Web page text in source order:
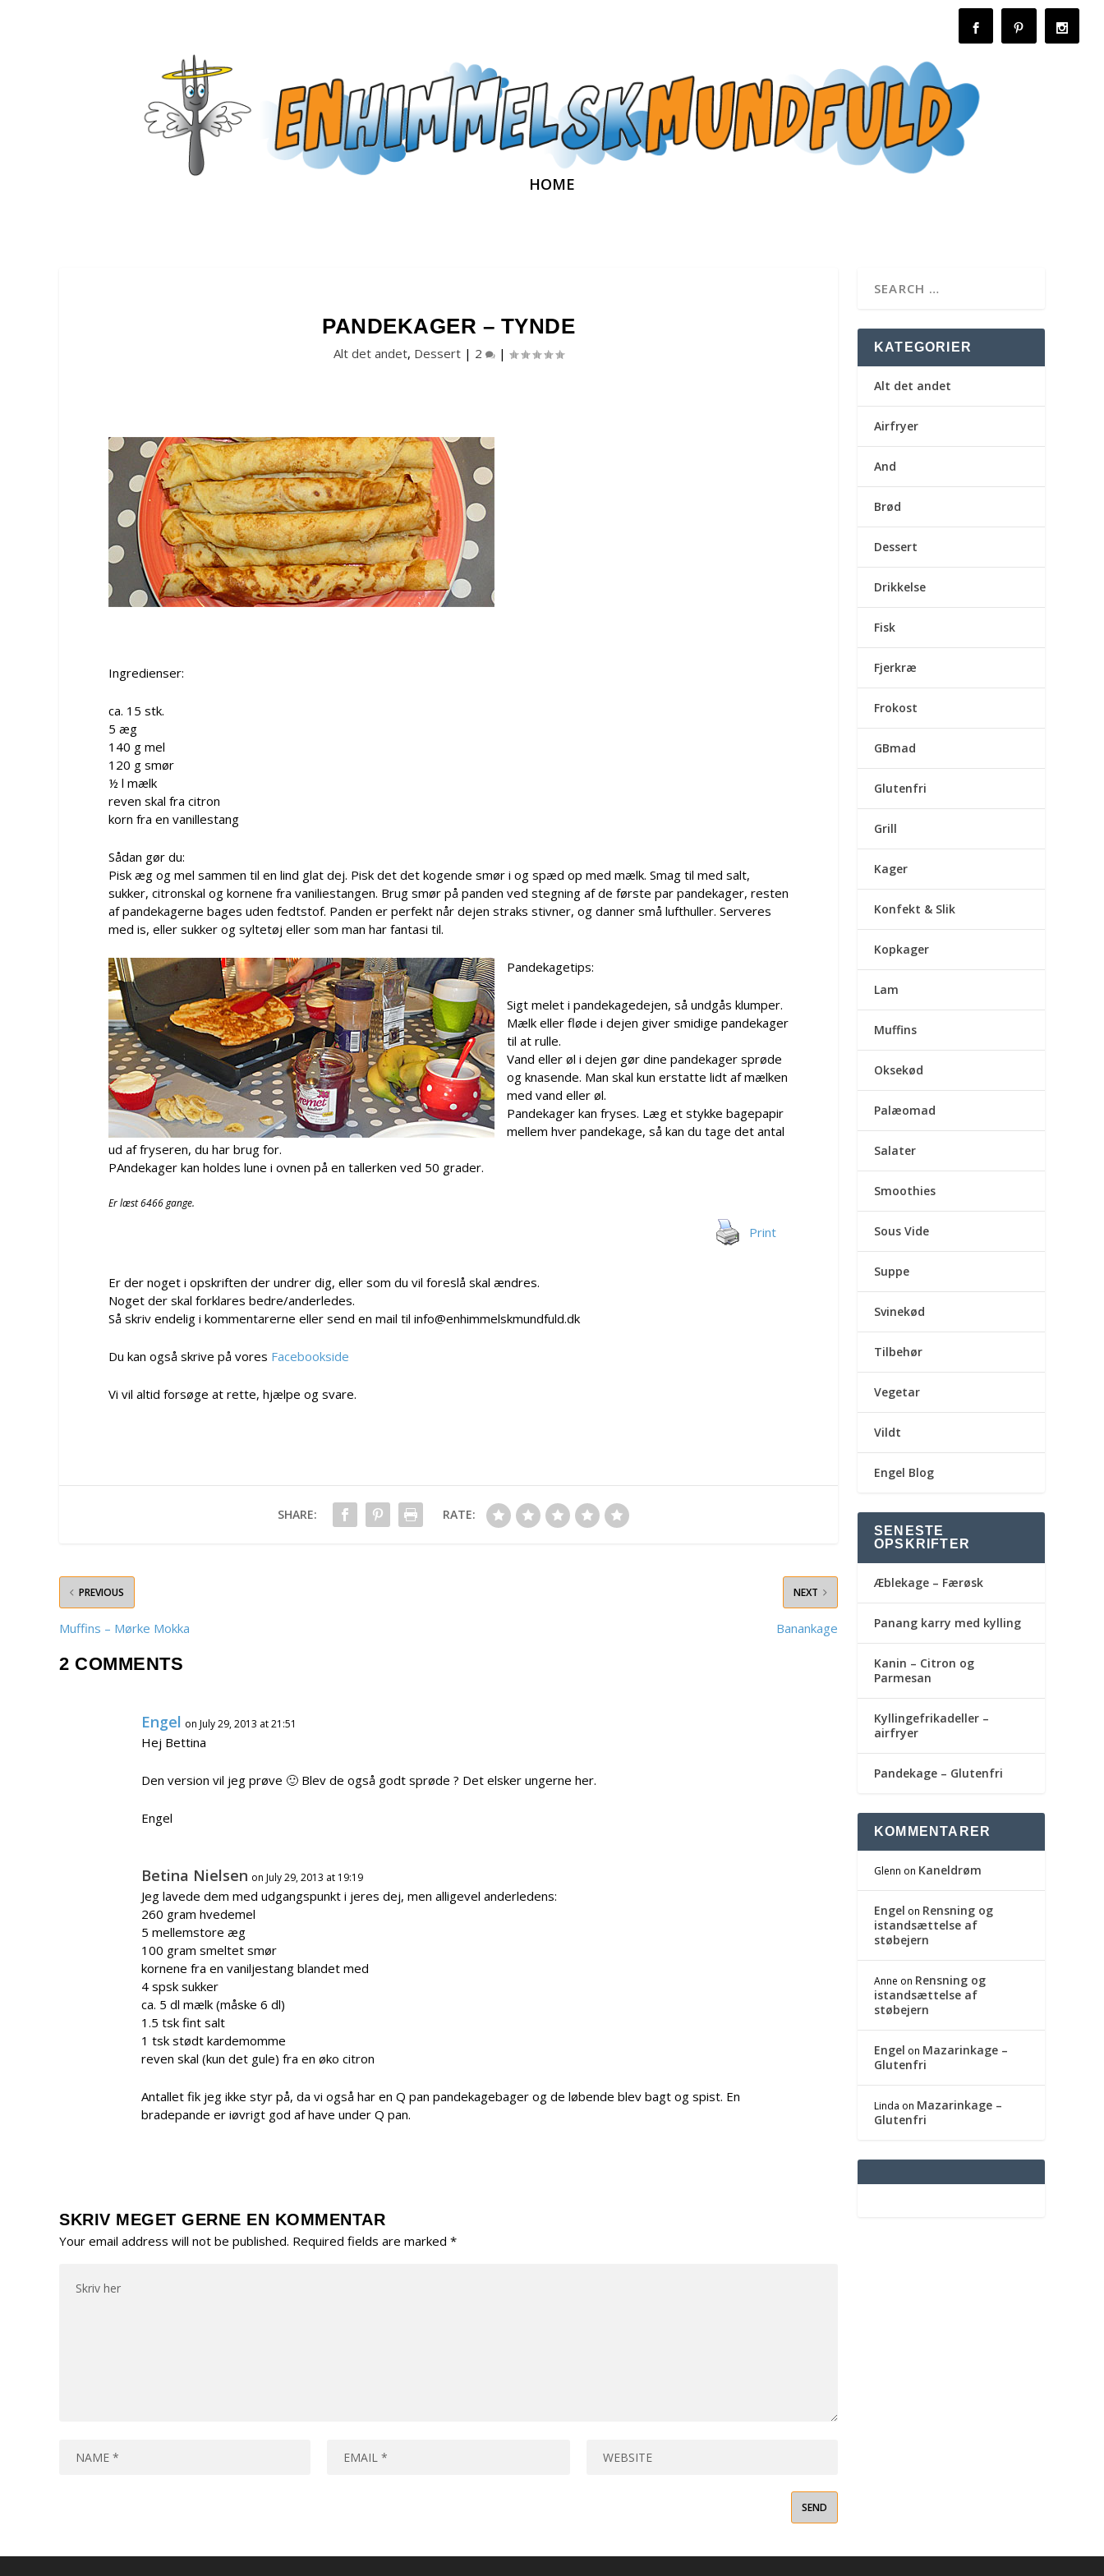
HOME
PANDEKAGER – TYNDE
Alt det andet, Dessert | 2 |
Ingredienser:
ca. 15 stk.
5 æg
140 g mel
120 g smør
½ l mælk
reven skal fra citron
korn fra en vanillestang
Sådan gør du:
Pisk æg og mel sammen til en lind glat dej. Pisk det det kogende smør i og spæd op med mælk. Smag til med salt,
sukker, citronskal og kornene fra vaniliestangen. Brug smør på panden ved stegning af de første par pandekager, resten
af pandekagerne bages uden fedtstof. Panden er perfekt når dejen straks stivner, og danner små lufthuller. Serveres
med is, eller sukker og syltetøj eller som man har fantasi til.
Pandekagetips:
Sigt melet i pandekagedejen, så undgås klumper.
Mælk eller fløde i dejen giver smidige pandekager
til at rulle.
Vand eller øl i dejen gør dine pandekager sprøde
og knasende. Man skal kun erstatte lidt af mælken
med vand eller øl.
Pandekager kan fryses. Læg et stykke bagepapir
mellem hver pandekage, så kan du tage det antal
ud af fryseren, du har brug for.
PAndekager kan holdes lune i ovnen på en tallerken ved 50 grader.
Er læst 6466 gange.
Print
Er der noget i opskriften der undrer dig, eller som du vil foreslå skal ændres.
Noget der skal forklares bedre/anderledes.
Så skriv endelig i kommentarerne eller send en mail til info@enhimmelskmundfuld.dk
Du kan også skrive på vores Facebookside
Vi vil altid forsøge at rette, hjælpe og svare.
SHARE: RATE:
PREVIOUS
Muffins – Mørke Mokka
NEXT
Banankage
2 COMMENTS
Engel on July 29, 2013 at 21:51
Hej Bettina
Den version vil jeg prøve 🙂 Blev de også godt sprøde ? Det elsker ungerne her.
Engel
Betina Nielsen on July 29, 2013 at 19:19
Jeg lavede dem med udgangspunkt i jeres dej, men alligevel anderledens:
260 gram hvedemel
5 mellemstore æg
100 gram smeltet smør
kornene fra en vaniljestang blandet med
4 spsk sukker
ca. 5 dl mælk (måske 6 dl)
1.5 tsk fint salt
1 tsk stødt kardemomme
reven skal (kun det gule) fra en øko citron
Antallet fik jeg ikke styr på, da vi også har en Q pan pandekagebager og de løbende blev bagt og spist. En
bradepande er iøvrigt god af have under Q pan.
SKRIV MEGET GERNE EN KOMMENTAR
Your email address will not be published. Required fields are marked *
KATEGORIER
Alt det andet
Airfryer
And
Brød
Dessert
Drikkelse
Fisk
Fjerkræ
Frokost
GBmad
Glutenfri
Grill
Kager
Konfekt & Slik
Kopkager
Lam
Muffins
Oksekød
Palæomad
Salater
Smoothies
Sous Vide
Suppe
Svinekød
Tilbehør
Vegetar
Vildt
Engel Blog
SENESTE
OPSKRIFTER
Æblekage – Færøsk
Panang karry med kylling
Kanin – Citron og
Parmesan
Kyllingefrikadeller –
airfryer
Pandekage – Glutenfri
KOMMENTARER
Glenn on Kaneldrøm
Engel on Rensning og
istandsættelse af
støbejern
Anne on Rensning og
istandsættelse af
støbejern
Engel on Mazarinkage –
Glutenfri
Linda on Mazarinkage –
Glutenfri